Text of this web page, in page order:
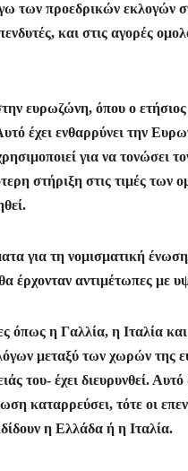
των προεδρικών
και στις αγορές
ευρωζώνη, όπου ο
έχει ενθαρρύνει την
για να τονώσει
στήριξη στις τιμές των
για τη νομισματική
έρχονταν αντιμέτωπες με
η Γαλλία, η Ιταλία και
μεταξύ των χωρών της
του- έχει διευρυνθεί.
καταρρεύσει, τότε οι
η Ελλάδα ή η Ιταλία.